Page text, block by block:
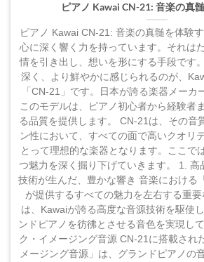
ピアノ Kawai CN-21: 音楽の真
ピアノ Kawai CN-21: 音楽の真髄を体験
心に深く響く力を持っています。それは
情を引き出し、想いを形にする手段です
深く、より鮮やかに感じられるのが、
「CN-21」です。日本が誇る楽器メーカ
このモデルは、ピアノ初心者から経験者
る品質を提供します。 CN-21は、その音
ン性において、すべての面で高いクオリ
とって理想的な楽器となります。ここで
つ魅力を深く掘り下げていきます。 1. 高
技術が生んだ、豊かな響き 音楽における
が提供するすべての魅力を左右する重
は、Kawaiが誇る高度な音源技術を駆使
ンドピアノを彷彿とさせる音色を実現し
ク・イメージング音源 CN-21に搭載され
メージング音源」は、グランドピアノの